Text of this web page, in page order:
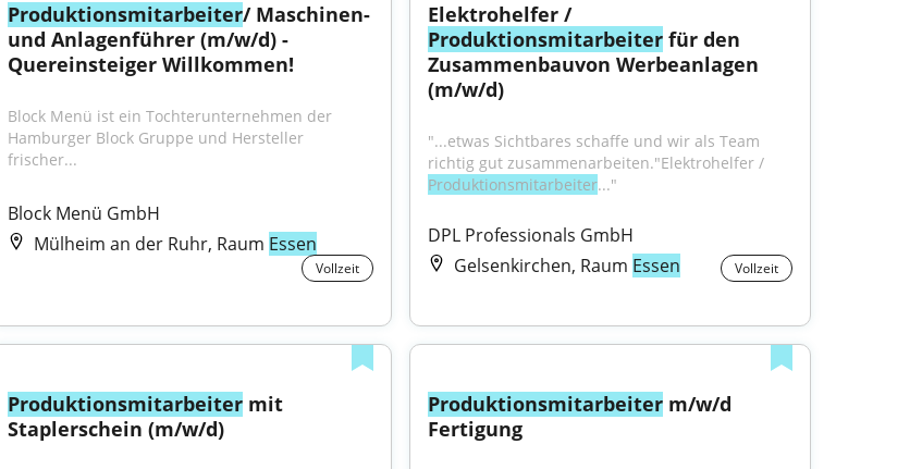
Produktionsmitarbeiter/ Maschinen-
und Anlagenführer (m/w/d) -
Quereinsteiger Willkommen!
Block Menü ist ein Tochterunternehmen der
Hamburger Block Gruppe und Hersteller
frischer...
Block Menü GmbH
Mülheim an der Ruhr, Raum Essen
Vollzeit
Elektrohelfer /
Produktionsmitarbeiter für den
Zusammenbauvon Werbeanlagen
(m/w/d)
"...etwas Sichtbares schaffe und wir als Team
richtig gut zusammenarbeiten."Elektrohelfer /
Produktionsmitarbeiter..."
DPL Professionals GmbH
Gelsenkirchen, Raum Essen Vollzeit
Produktionsmitarbeiter mit
Staplerschein (m/w/d)
Produktionsmitarbeiter m/w/d
Fertigung